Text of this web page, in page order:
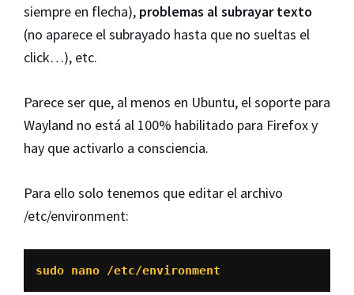
siempre en flecha), problemas al subrayar texto
(no aparece el subrayado hasta que no sueltas el
click…), etc.
Parece ser que, al menos en Ubuntu, el soporte para
Wayland no está al 100% habilitado para Firefox y
hay que activarlo a consciencia.
Para ello solo tenemos que editar el archivo
/etc/environment:
sudo nano /etc/environment